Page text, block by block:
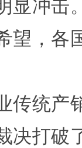
显冲击
望，各
传统产
决打破